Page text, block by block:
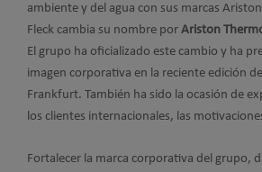
ambiente y del agua con sus marcas
Fleck cambia su nombre por Ariston
El grupo ha oficializado este cambio y ha
imagen corporativa en la reciente edición
Frankfurt. También ha sido la ocasión de
los clientes internacionales, las
Fortalecer la marca corporativa del grupo,